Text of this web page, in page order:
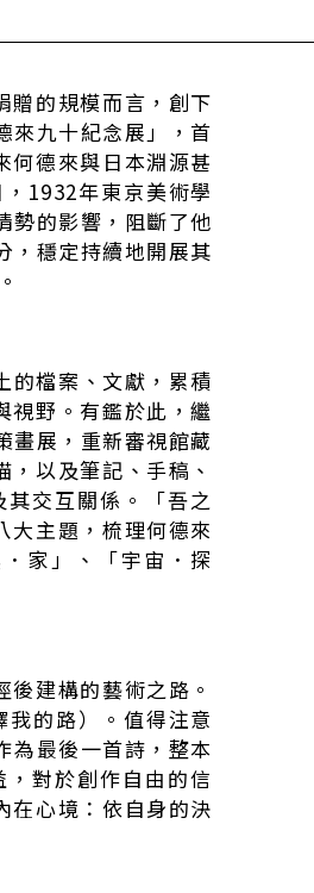
贈的規模而言，創下
來九十紀念展」，首
何德來與日本淵源甚
1932年東京美術學
勢的影響，阻斷了他
，穩定持續地開展其
的檔案、文獻，累積
視野。有鑑於此，繼
畫展，重新審視館藏
以及筆記、手稿、
交互關係。「吾之
大主題，梳理何德來
家」、「宇宙．探
建構的藝術之路。
的路）。值得注意
為最後一首詩，整本
對於創作自由的信
在心境：依自身的決